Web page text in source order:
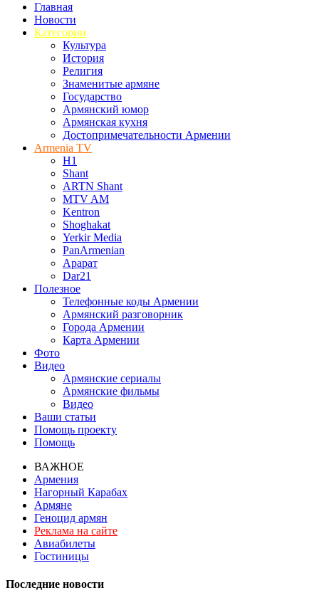
Главная
Новости
Категории
Культура
История
Религия
Знаменитые армяне
Государство
Армянский юмор
Армянская кухня
Достопримечательности Армении
Armenia TV
H1
Shant
ARTN Shant
MTV AM
Kentron
Shoghakat
Yerkir Media
PanArmenian
Арарат
Dar21
Полезное
Телефонные коды Армении
Армянский разговорник
Города Армении
Карта Армении
Фото
Видео
Армянские сериалы
Армянские фильмы
Видео
Ваши статьи
Помощь проекту
Помощь
ВАЖНОЕ
Армения
Нагорный Карабах
Армяне
Геноцид армян
Реклама на сайте
Авиабилеты
Гостиницы
Последние новости